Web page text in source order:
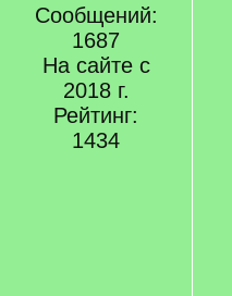
Сообщений:
1687
На сайте с
2018 г.
Рейтинг:
1434